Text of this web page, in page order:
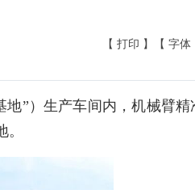
【 打印 】 【 字体
”）生产车间内，机械臂精